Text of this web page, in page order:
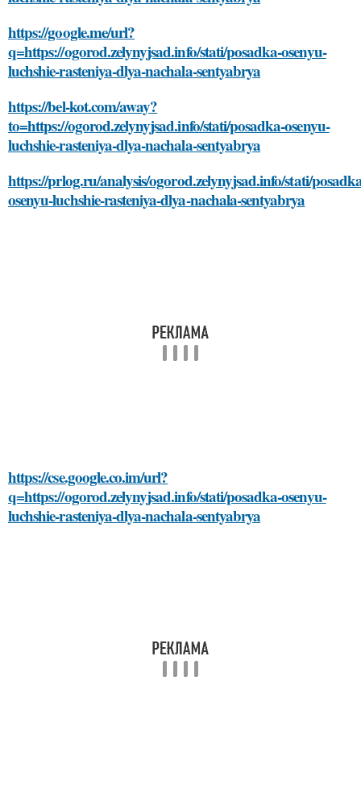
https://google.me/url?
q=https://ogorod.zelynyjsad.info/stati/posadka-osenyu-
luchshie-rasteniya-dlya-nachala-sentyabrya
https://bel-kot.com/away?
to=https://ogorod.zelynyjsad.info/stati/posadka-osenyu-
luchshie-rasteniya-dlya-nachala-sentyabrya
https://prlog.ru/analysis/ogorod.zelynyjsad.info/stati/
osenyu-luchshie-rasteniya-dlya-nachala-sentyabrya
https://cse.google.co.im/url?
q=https://ogorod.zelynyjsad.info/stati/posadka-osenyu-
luchshie-rasteniya-dlya-nachala-sentyabrya